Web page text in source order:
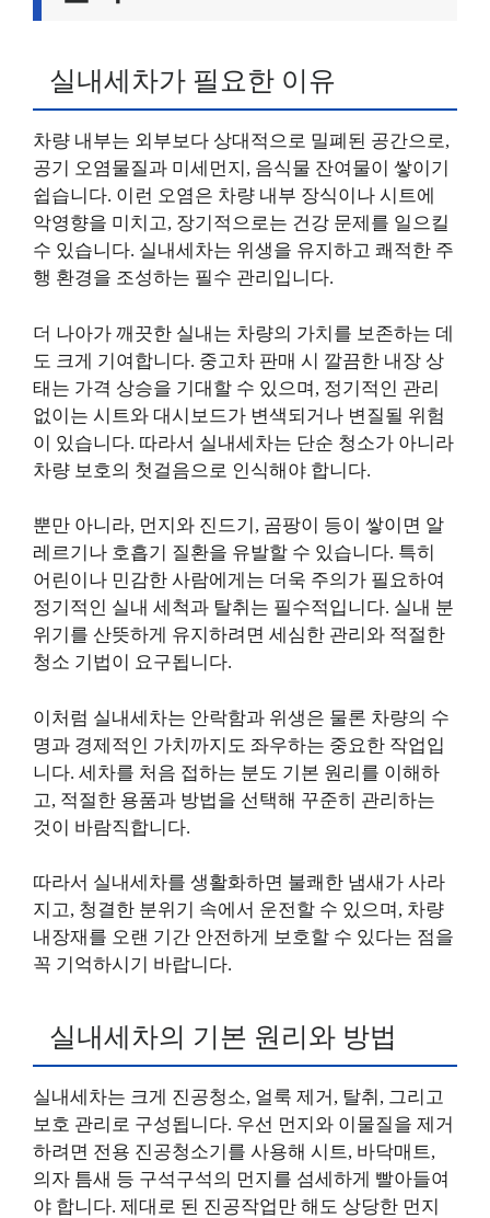
실내세차가 필요한 이유
차량 내부는 외부보다 상대적으로 밀폐된 공간으로,
공기 오염물질과 미세먼지, 음식물 잔여물이 쌓이기
쉽습니다. 이런 오염은 차량 내부 장식이나 시트에
악영향을 미치고, 장기적으로는 건강 문제를 일으킬
수 있습니다. 실내세차는 위생을 유지하고 쾌적한 주
행 환경을 조성하는 필수 관리입니다.
더 나아가 깨끗한 실내는 차량의 가치를 보존하는 데
도 크게 기여합니다. 중고차 판매 시 깔끔한 내장 상
태는 가격 상승을 기대할 수 있으며, 정기적인 관리
없이는 시트와 대시보드가 변색되거나 변질될 위험
이 있습니다. 따라서 실내세차는 단순 청소가 아니라
차량 보호의 첫걸음으로 인식해야 합니다.
뿐만 아니라, 먼지와 진드기, 곰팡이 등이 쌓이면 알
레르기나 호흡기 질환을 유발할 수 있습니다. 특히
어린이나 민감한 사람에게는 더욱 주의가 필요하여
정기적인 실내 세척과 탈취는 필수적입니다. 실내 분
위기를 산뜻하게 유지하려면 세심한 관리와 적절한
청소 기법이 요구됩니다.
이처럼 실내세차는 안락함과 위생은 물론 차량의 수
명과 경제적인 가치까지도 좌우하는 중요한 작업입
니다. 세차를 처음 접하는 분도 기본 원리를 이해하
고, 적절한 용품과 방법을 선택해 꾸준히 관리하는
것이 바람직합니다.
따라서 실내세차를 생활화하면 불쾌한 냄새가 사라
지고, 청결한 분위기 속에서 운전할 수 있으며, 차량
내장재를 오랜 기간 안전하게 보호할 수 있다는 점을
꼭 기억하시기 바랍니다.
실내세차의 기본 원리와 방법
실내세차는 크게 진공청소, 얼룩 제거, 탈취, 그리고
보호 관리로 구성됩니다. 우선 먼지와 이물질을 제거
하려면 전용 진공청소기를 사용해 시트, 바닥매트,
의자 틈새 등 구석구석의 먼지를 섬세하게 빨아들여
야 합니다. 제대로 된 진공작업만 해도 상당한 먼지